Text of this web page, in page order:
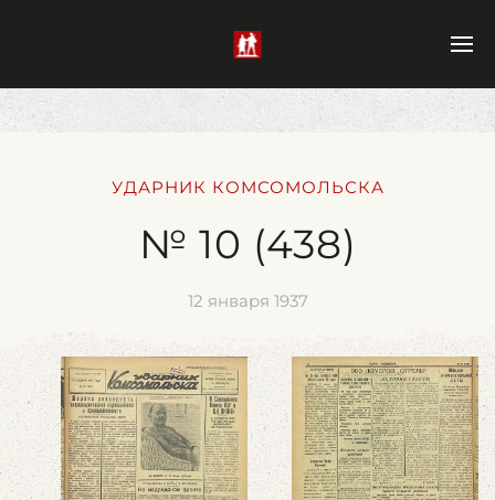
УДАРНИК КОМСОМОЛЬСКА
№ 10 (438)
12 января 1937